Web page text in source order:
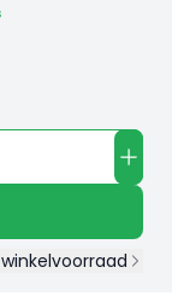
winkelvoorraad